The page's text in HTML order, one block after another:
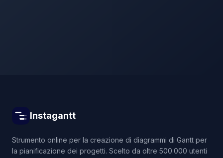
Instagantt
Strumento online per la creazione di diagrammi di Gantt per
la pianificazione dei progetti. Scelto da oltre 500.000 utenti